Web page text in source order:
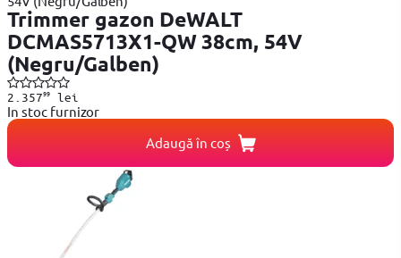
Trimmer gazon DeWALT
DCMAS5713X1-QW 38cm, 54V
(Negru/Galben)
2.35799lei
In stoc furnizor
Adaugă în coș